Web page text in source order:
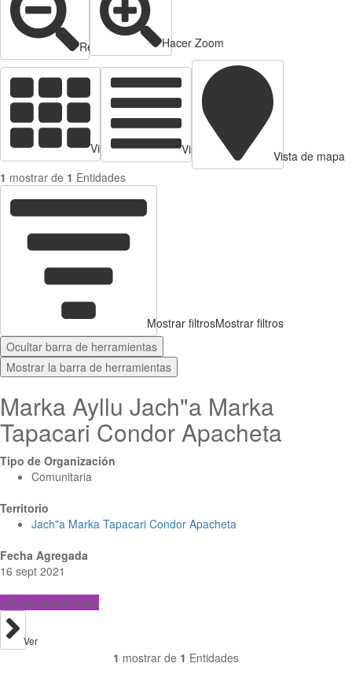
Reducir zoom Hacer Zoom
Vista de tarjetas Vista de Tabla
Vista de mapa
1 mostrar de 1 Entidades
Mostrar filtrosMostrar filtros
Ocultar barra de herramientas
Mostrar la barra de herramientas
Marka Ayllu Jach"a Marka
Tapacari Condor Apacheta
Tipo de Organización
Comunitaria
Territorio
Jach"a Marka Tapacari Condor Apacheta
Fecha Agregada
16 sept 2021
ORGANIZACIONES
Ver
1 mostrar de 1 Entidades